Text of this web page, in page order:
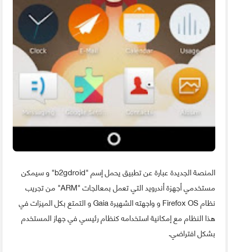
المنصة الجديدة عبارة عن تطبيق يحمل إسم "b2gdroid" و سيمكن
مستخدمي أجهزة أندرويد التي تعمل بمعالجات "ARM" من تجريب
نظام Firefox OS و واجهته الشهيرة Gaia و التمتع بكل الميزات في
هذا النظام مع إمكانية استخدامه كنظام رئيسي في جهاز المستخدم
بشكل افتراضي.